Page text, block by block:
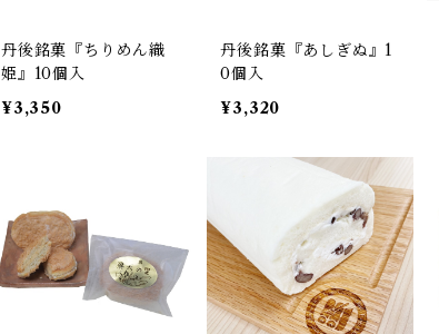
丹後銘菓『ちりめん織
姫』10個入
¥3,350
丹後銘菓『あしぎぬ』1
0個入
¥3,320